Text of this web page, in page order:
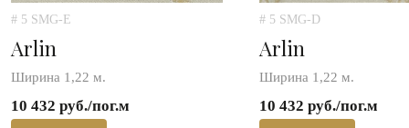
# 5 SMG-E
Arlin
Ширина 1,22 м.
10 432 руб./пог.м
# 5 SMG-D
Arlin
Ширина 1,22 м.
10 432 руб./пог.м